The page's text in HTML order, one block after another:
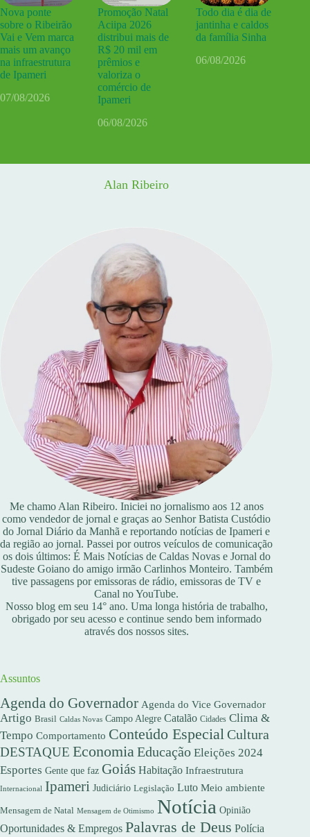
Nova ponte
sobre o Ribeirão
Vai e Vem marca
mais um avanço
na infraestrutura
de Ipameri
07/08/2026
Promoção Natal
Aciipa 2026
distribui mais de
R$ 20 mil em
prêmios e
valoriza o
comércio de
Ipameri
06/08/2026
Todo dia é dia de
jantinha e caldos
da família Sinha
06/08/2026
Alan Ribeiro
Me chamo Alan Ribeiro. Iniciei no jornalismo aos 12 anos
como vendedor de jornal e graças ao Senhor Batista Custódio
do Jornal Diário da Manhã e reportando notícias de Ipameri e
da região ao jornal. Passei por outros veículos de comunicação
os dois últimos: É Mais Notícias de Caldas Novas e Jornal do
Sudeste Goiano do amigo irmão Carlinhos Monteiro. Também
tive passagens por emissoras de rádio, emissoras de TV e
Canal no YouTube.
Nosso blog em seu 14° ano. Uma longa história de trabalho,
obrigado por seu acesso e continue sendo bem informado
através dos nossos sites.
Assuntos
Agenda do Governador Agenda do Vice Governador
Artigo Brasil Caldas Novas Campo Alegre Catalão Cidades Clima &
Tempo Comportamento Conteúdo EspecialCultura
DESTAQUE EconomiaEducação Eleições 2024
Esportes Gente que faz Goiás Habitação Infraestrutura
Internacional Ipameri Judiciário Legislação Luto Meio ambiente
Mensagem de Natal Mensagem de Otimismo Notícia Opinião
Oportunidades & Empregos Palavras de Deus Polícia